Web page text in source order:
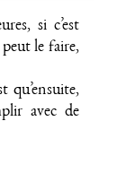
si c’est
le faire,
qu’ensuite,
avec de